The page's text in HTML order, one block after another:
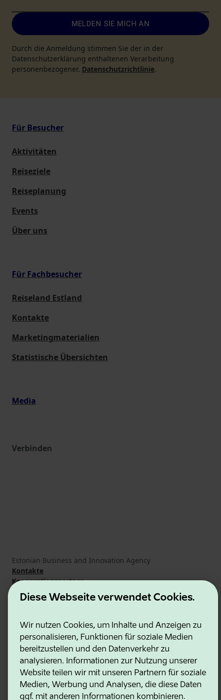
Diese Webseite verwendet Cookies.
Wir nutzen Cookies, um Inhalte und Anzeigen zu
personalisieren, Funktionen für soziale Medien
bereitzustellen und den Datenverkehr zu
analysieren. Informationen zur Nutzung unserer
Website teilen wir mit unseren Partnern für soziale
Medien, Werbung und Analysen, die diese Daten
ggf. mit anderen Informationen kombinieren.
MELDEN SIE MICH AN
Durch die Anmeldung stimmen Sie der in der
Datenschutzerklärung enthaltenen Verarbeitung
personenbezogener. Datenschutzrichtlinie.
Für Besucher
Aktivitäten
Reiseziele
Reiseplanung
Events
Über uns
Für Fachbesucher
Reiseland Estland
Kontakte
Marketingmaterialien
Statistische Übersichten
Media
Verbinden
Estonian Business and Innovation Agency
Kontakte
Kooperationspartner
Nutzungsbedingungen
Cookie- und Datenschutzrichtlinie